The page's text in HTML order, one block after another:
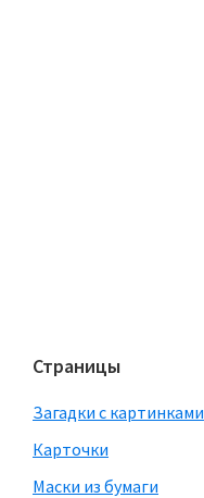
Страницы
Загадки с картинками
Карточки
Маски из бумаги